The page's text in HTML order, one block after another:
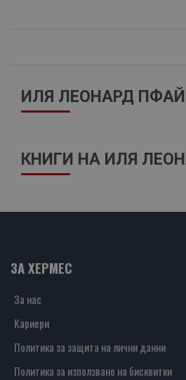
ИЛЯ ЛЕОНАРД
КНИГИ НА ИЛЯ
ЗА ХЕРМЕС
За нас
Кариери
Политика за защита на лични данни
Политика за използване на бисквитки